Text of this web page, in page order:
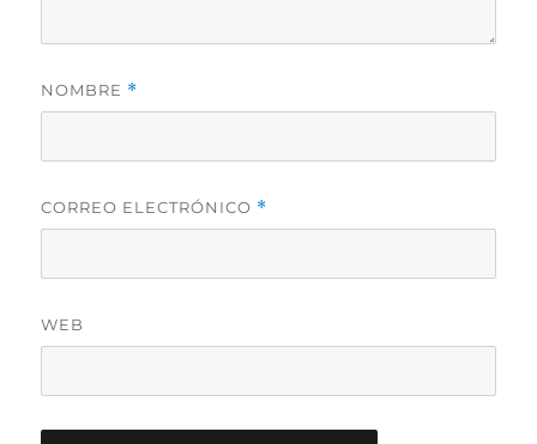
NOMBRE *
CORREO ELECTRÓNICO *
WEB